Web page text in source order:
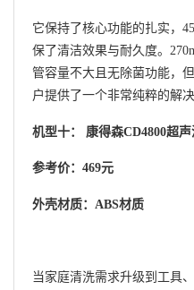
它保持了核心功能的扎实，
保了清洁效果与耐久度。
管容量不大且无除菌功能，
户提供了一个非常纯粹的解决
机型十： 康得森CD4800超
参考价：469元
外壳材质：ABS材质
当家庭清洗需求升级到工具